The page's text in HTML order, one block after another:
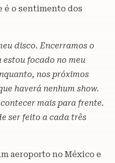
é o sentimento dos
disco. Encerramos o
focado no meu
nos próximos
haverá nenhum show.
mais para frente.
ser feito a cada três
aeroporto no México e